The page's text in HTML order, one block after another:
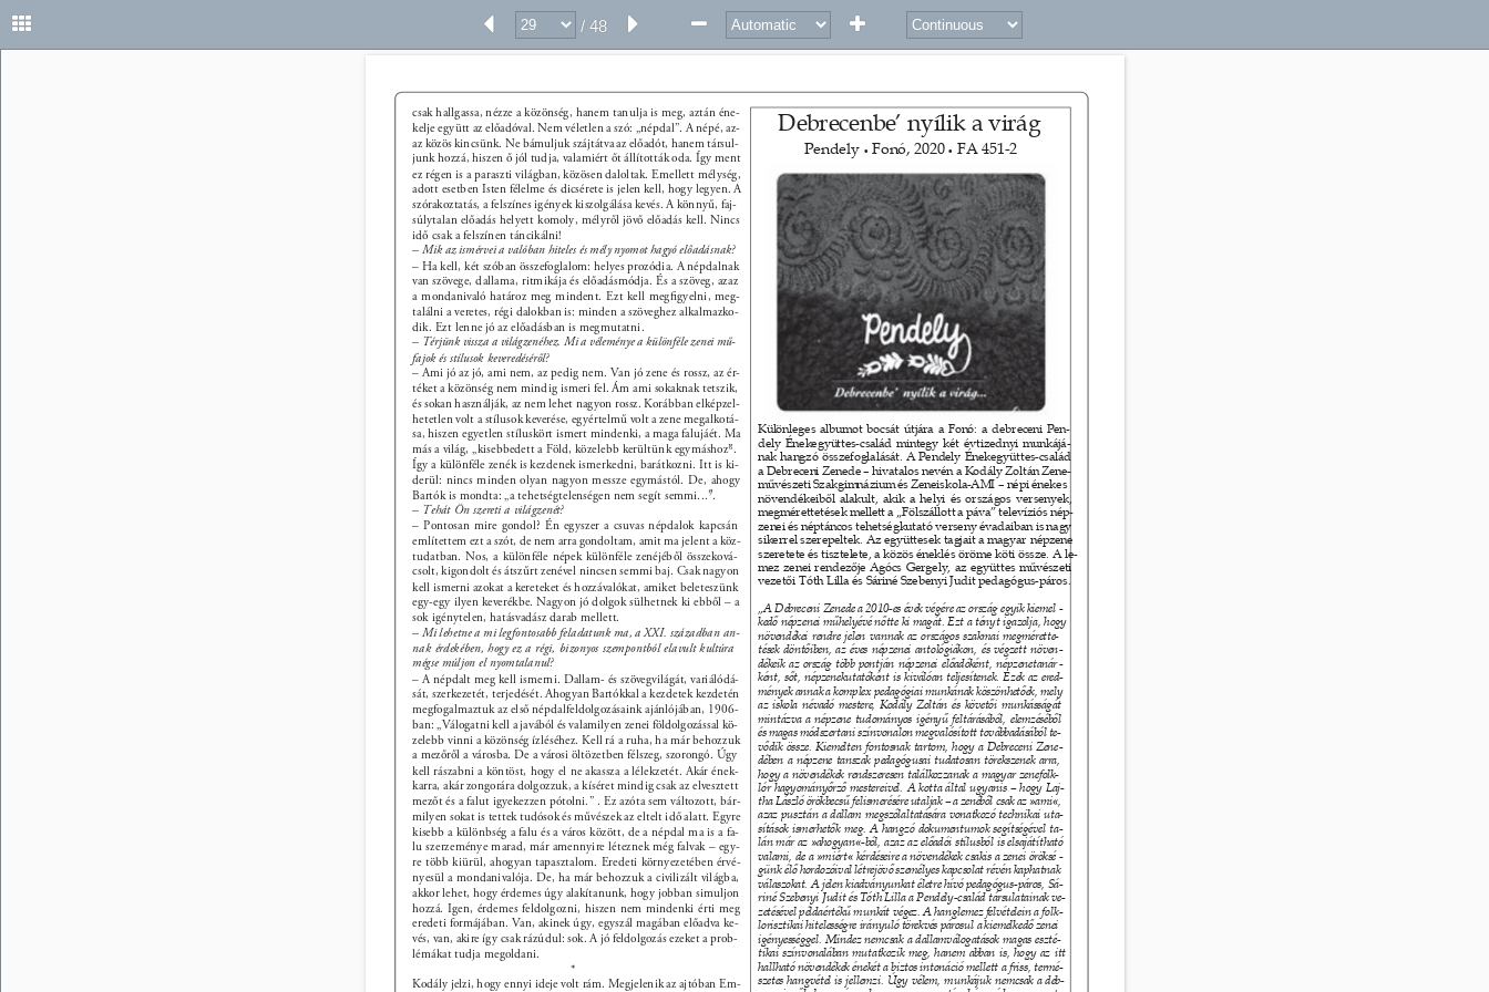
/ 48
csak hallgassa, nézze a közönség, hanem tanulja is meg, aztán éne-
kelje együtt az előadóval. Nem véletlen a szó: „népdal”. A népé, az-
az közös kincsünk. Ne bámuljuk szájtátva az előadót, hanem társul-
junk hozzá, hiszen ő jól tudja, valamiért őt állították oda. Így ment
ez régen is a paraszti világban, közösen daloltak. Emellett mélység,
adott esetben Isten félelme és dicsérete is jelen kell, hogy legyen. A
szórakoztatás, a felszínes igények kiszolgálása kevés. A könnyű, faj-
súlytalan előadás helyett komoly, mélyről jövő előadás kell. Nincs
idő csak a felszínen táncikálni!
– Mik az ismérvei a valóban hiteles és mély nyomot hagyó előadásnak?
– Ha kell, két szóban összefoglalom: helyes prozódia. A népdalnak
van szövege, dallama, ritmikája és előadásmódja. És a szöveg, azaz
a mondanivaló határoz meg mindent. Ezt kell megﬁgyelni, meg-
találni a veretes, régi dalokban is: minden a szöveghez alkalmazko-
dik. Ezt lenne jó az előadásban is megmutatni.
– Térjünk vissza a világzenéhez. Mi a véleménye a különféle zenei mű-
fajok és stílusok keveredéséről?
– Ami jó az jó, ami nem, az pedig nem. Van jó zene és rossz, az ér-
téket a közönség nem mindig ismeri fel. Ám ami sokaknak tetszik,
és sokan használják, az nem lehet nagyon rossz. Korábban elképzel-
hetetlen volt a stílusok keverése, egyértelmű volt a zene megalkotá-
sa, hiszen egyetlen stíluskört ismert mindenki, a maga falujáét. Ma
más a világ, „kisebbedett a Föld, közelebb kerültünk egymáshoz”.
6
Így a különféle zenék is kezdenek ismerkedni, barátkozni. Itt is ki-
derül: nincs minden olyan nagyon messze egymástól. De, ahogy
Bartók is mondta: „a tehetségtelenségen nem segít semmi...”.
7
– Tehát Ön szereti a világzenét?
– Pontosan mire gondol? Én egyszer a csuvas népdalok kapcsán
említettem ezt a szót, de nem arra gondoltam, amit ma jelent a köz-
tudatban. Nos, a különféle népek különféle zenéjéből összeková-
csolt, kigondolt és átszűrt zenével nincsen semmi baj. Csak nagyon
kell ismerni azokat a kereteket és hozzávalókat, amiket beleteszünk
egy-egy ilyen keverékbe. Nagyon jó dolgok sülhetnek ki ebből – a
sok igénytelen, hatásvadász darab mellett.
– Mi lehetne a mi legfontosabb feladatunk ma, a XXI. században an-
nak érdekében, hogy ez a régi, bizonyos szempontból elavult kultúra
mégse múljon el nyomtalanul?
– A népdalt meg kell ismerni. Dallam- és szövegvilágát, variálódá-
sát, szerkezetét, terjedését. Ahogyan Bartókkal a kezdetek kezdetén
megfogalmaztuk az első népdalfeldolgozásaink ajánlójában, 1906-
ban: „Válogatni kell a javából és valamilyen zenei földolgozással kö-
zelebb vinni a közönség ízléséhez. Kell rá a ruha, ha már behozzuk
a mezőről a városba. De a városi öltözetben félszeg, szorongó. Úgy
kell rászabni a köntöst, hogy el ne akassza a lélekzetét. Akár ének-
karra, akár zongorára dolgozzuk, a kíséret mindig csak az elvesztett
mezőt és a falut igyekezzen pótolni.” . Ez azóta sem változott, bár-
milyen sokat is tettek tudósok és művészek az eltelt idő alatt. Egyre
kisebb a különbség a falu és a város között, de a népdal ma is a fa-
lu szerzeménye marad, már amennyire léteznek még falvak – egy-
re több kiürül, ahogyan tapasztalom. Eredeti környezetében érvé-
nyesül a mondanivalója. De, ha már behozzuk a civilizált világba,
akkor lehet, hogy érdemes úgy alakítanunk, hogy jobban simuljon
hozzá. Igen, érdemes feldolgozni, hiszen nem mindenki érti meg
eredeti formájában. Van, akinek úgy, egyszál magában előadva ke-
vés, van, akire így csak rázúdul: sok. A jó feldolgozás ezeket a prob-
lémákat tudja megoldani.
*
Kodály jelzi, hogy ennyi ideje volt rám. Megjelenik az ajtóban Em-
Különleges albumot bocsát útjára a Fonó: a debreceni Pen-
dely Énekegyüttes-család mintegy két évtizednyi munkájá-
nak hangzó összefoglalását. A Pendely Énekegyüttes-család
a Debreceni Zenede – hivatalos nevén a Kodály Zoltán Zene-
művészeti Szakgimnázium és Zeneiskola-AMI – népi énekes
növendékeiből alakult, akik a helyi és országos versenyek,
megmérettetések mellett a „Fölszállott a páva” televíziós nép-
zenei és néptáncos tehetségkutató verseny évadaiban is nagy
sikerrel szerepeltek. Az együttesek tagjait a magyar népzene
szeretete és tisztelete, a közös éneklés öröme köti össze. A le-
mez zenei rendezője Agócs Gergely, az együttes művészeti
vezetői Tóth Lilla és Sáriné Szebenyi Judit pedagógus-páros.
„A Debreceni Zenede a 2010-es évek végére az ország egyik kiemel -
kedő népzenei műhelyévé nőtte ki magát. Ezt a tényt igazolja, hogy
növendékei rendre jelen vannak az országos szakmai megmérette-
tések döntőiben, az éves népzenei antológiákon, és végzett növen-
dékeik az ország több pontján népzenei előadóként, népzenetanár-
ként, sőt, népzenekutatóként is kiválóan teljesítenek. Ezek az ered-
mények annak a komplex pedagógiai munkának köszönhetőek, mely
az iskola névadó mestere, Kodály Zoltán és követői munkásságát
mintázva a népzene tudományos igényű feltárásából, elemzéséből
és magas módszertani színvonalon megvalósított továbbadásából te-
vődik össze. Kiemelten fontosnak tartom, hogy a Debreceni Zene-
dében a népzene tanszak pedagógusai tudatosan törekszenek arra,
hogy a növendékek rendszeresen találkozzanak a magyar zenefolk-
lór hagyományőrző mestereivel. A kotta által ugyanis – hogy Laj-
tha László örökbecsű felismerésére utaljak – a zenéből csak az »ami«,
azaz pusztán a dallam megszólaltatására vonatkozó technikai uta-
sítások ismerhetők meg. A hangzó dokumentumok segítségével ta-
lán már az »ahogyan«-ból, azaz az előadói stílusból is elsajátítható
valami, de a »miért« kérdéseire a növendékek csakis a zenei öröksé -
günk élő hordozóival létrejövő személyes kapcsolat révén kaphatnak
válaszokat. A jelen kiadványunkat életre hívó pedagógus-páros, Sá-
riné Szebenyi Judit és Tóth Lilla a Pendely-család társulatainak ve-
zetésével példaértékű munkát végez. A hanglemez felvételein a folk-
lorisztikai hitelességre irányuló törekvés párosul a kiemelkedő zenei
igényességgel. Mindez nemcsak a dallamválogatások magas eszté-
tikai színvonalában mutatkozik meg, hanem abban is, hogy az itt
hallható növendékek énekét a biztos intonáció mellett a friss, termé-
szetes hangvétel is jellemzi. Úgy vélem, munkájuk nemcsak a deb-
Debrecenbe’ nyílik a virág
Pendely • Fonó, 2020 • FA 451-2